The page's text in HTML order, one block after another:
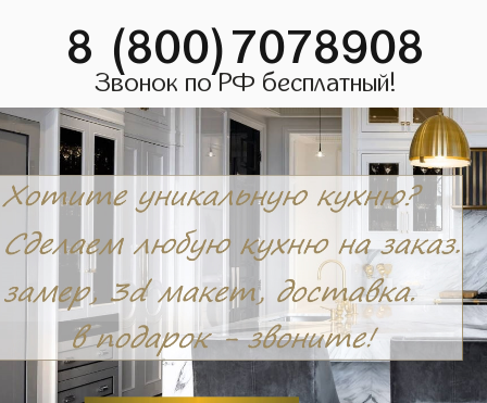
8 (800)7078908
Звонок по РФ бесплатный!